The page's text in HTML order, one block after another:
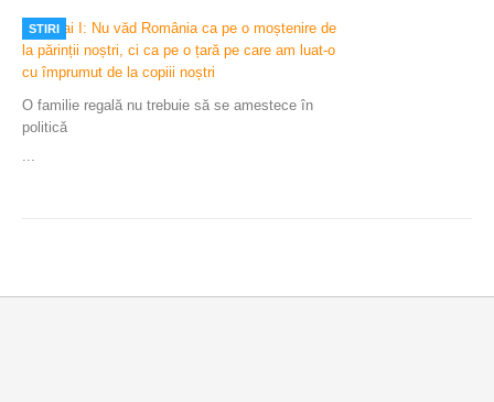
STIRI
O familie regală nu trebuie să se amestece în
politică